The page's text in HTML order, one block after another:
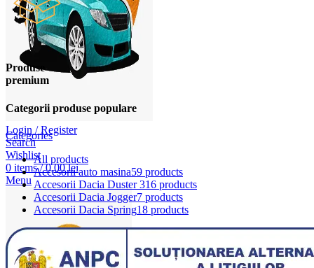
Login / Register
Search
Wishlist
0 items / 0,00lei
Menu
Produse
premium
Categorii produse populare
Categories
All products
Accesorii auto masina59 products
Accesorii Dacia Duster 316 products
Accesorii Dacia Jogger7 products
Accesorii Dacia Spring18 products